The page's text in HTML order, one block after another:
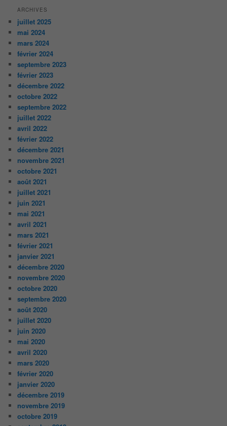
ARCHIVES
juillet 2025
mai 2024
mars 2024
février 2024
septembre 2023
février 2023
décembre 2022
octobre 2022
septembre 2022
juillet 2022
avril 2022
février 2022
décembre 2021
novembre 2021
octobre 2021
août 2021
juillet 2021
juin 2021
mai 2021
avril 2021
mars 2021
février 2021
janvier 2021
décembre 2020
novembre 2020
octobre 2020
septembre 2020
août 2020
juillet 2020
juin 2020
mai 2020
avril 2020
mars 2020
février 2020
janvier 2020
décembre 2019
novembre 2019
octobre 2019